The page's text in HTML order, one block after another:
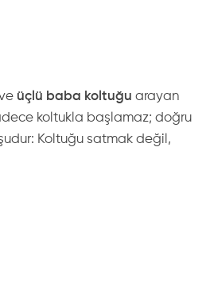
üçlü baba koltuğu arayan
koltukla başlamaz; doğru
Koltuğu satmak değil,